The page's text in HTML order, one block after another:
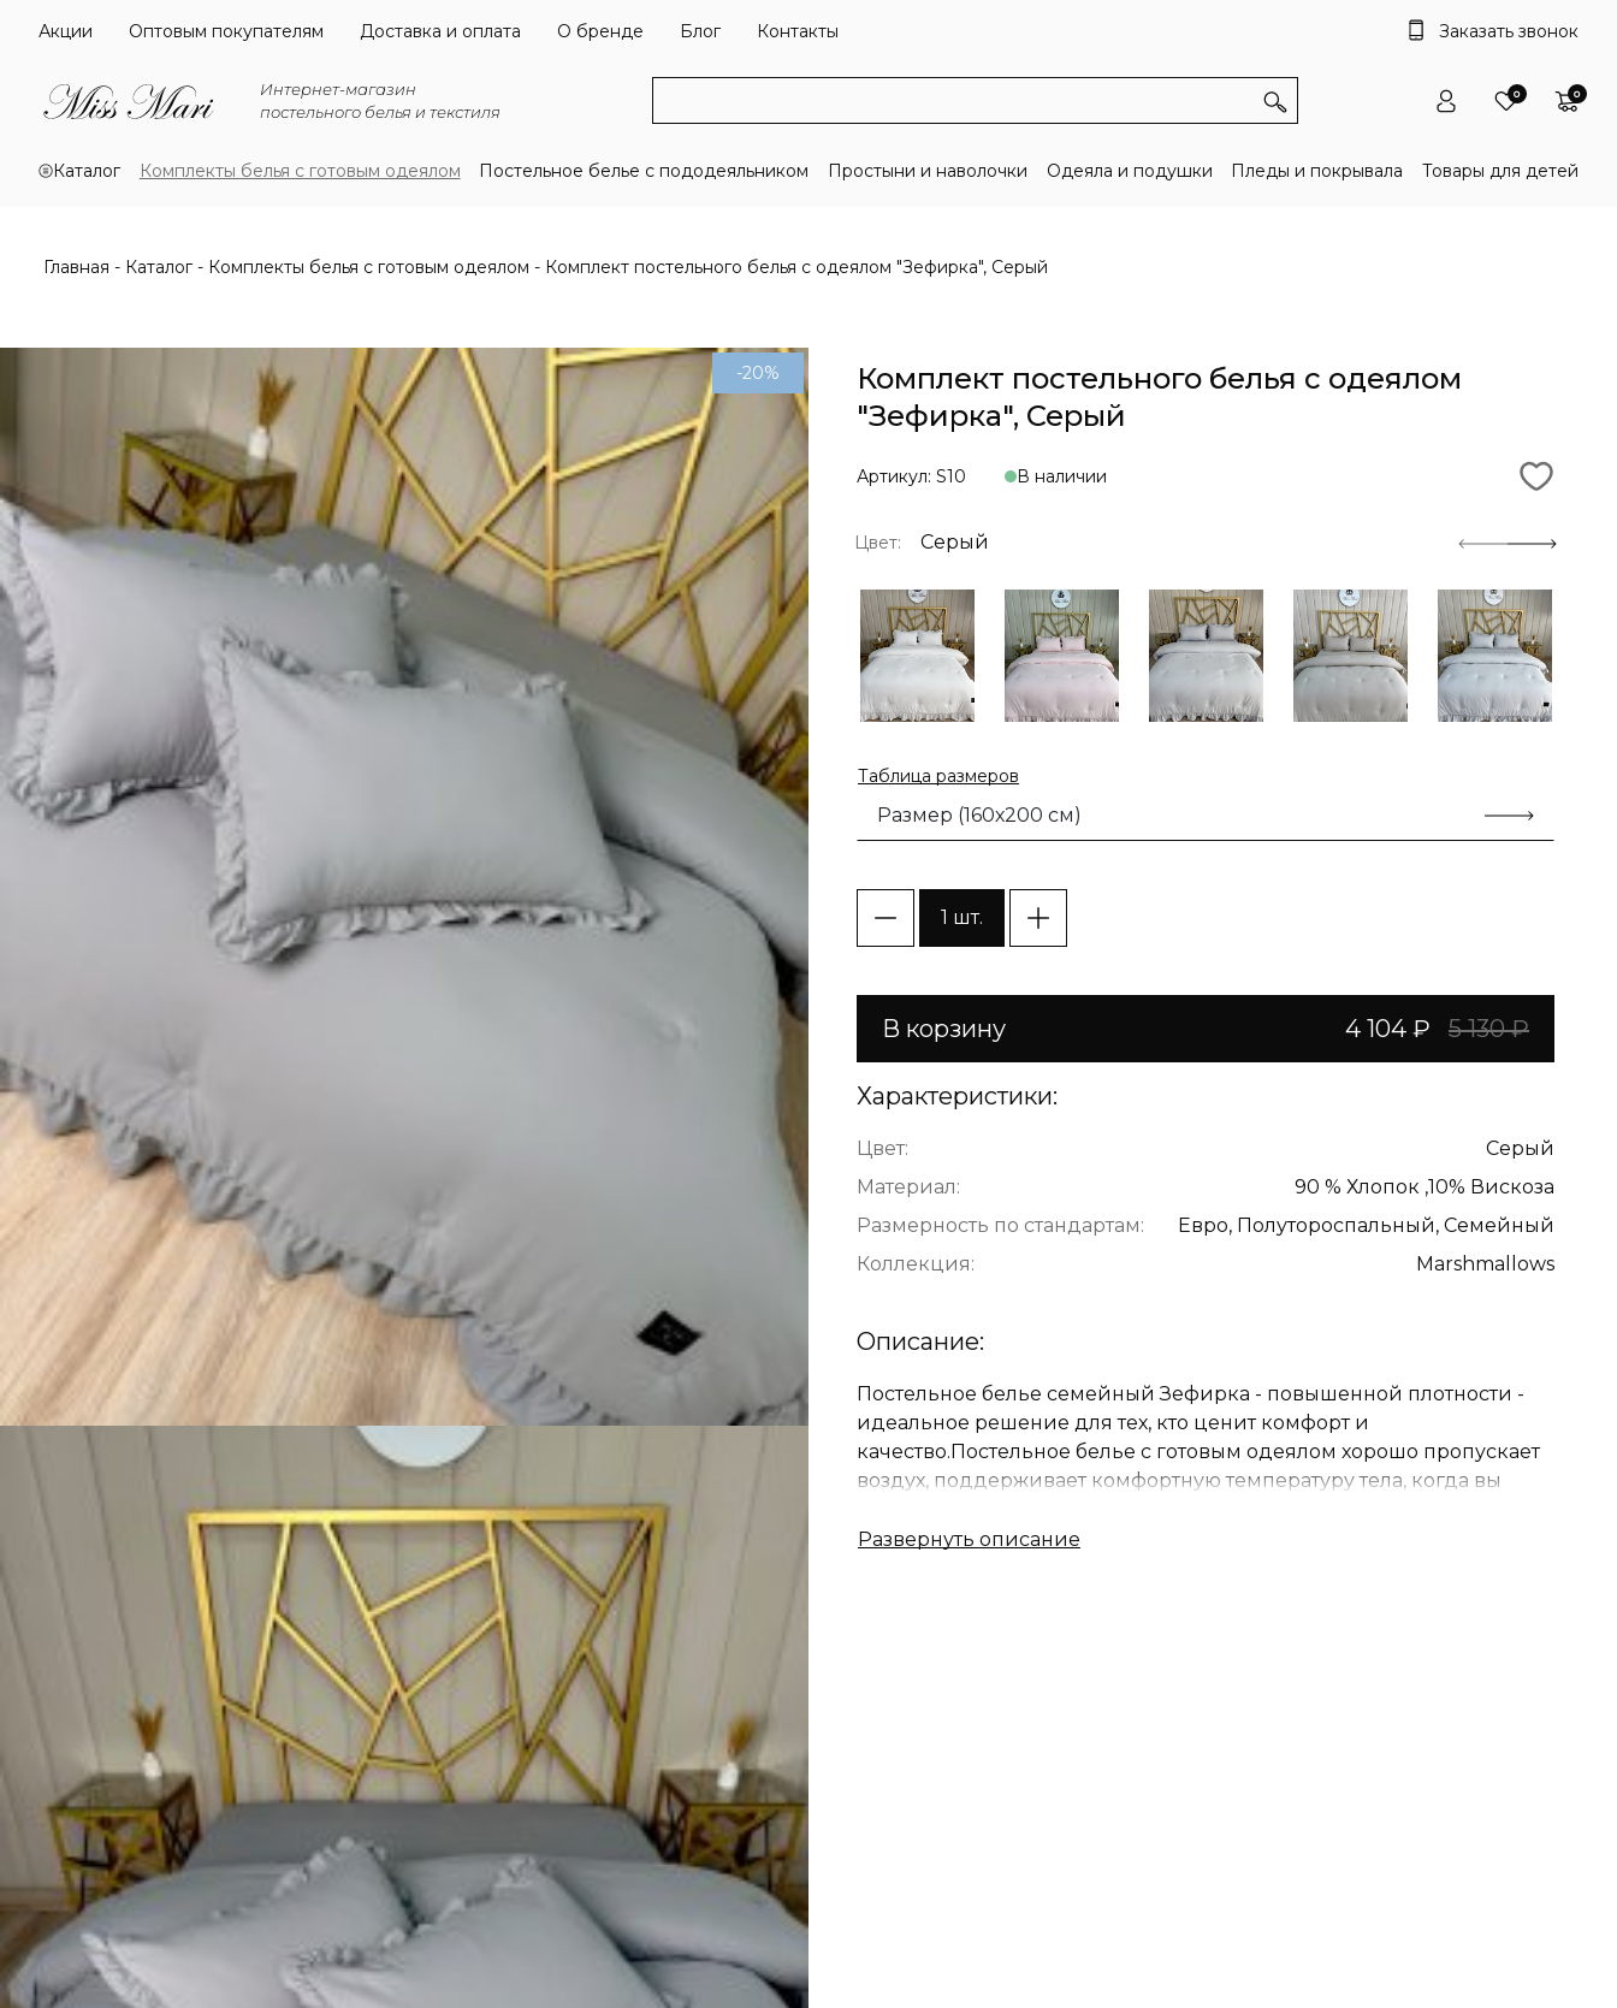
Акции Оптовым покупателям Доставка и оплата О бренде Блог Контакты Заказать звонок
Интернет-магазин
постельного белья и текстиля
0 0
Каталог Комплекты белья с готовым одеялом Постельное белье с пододеяльником Простыни и наволочки Одеяла и подушки Пледы и покрывала Товары для детей
Главная Каталог Комплекты белья с готовым одеялом Комплект постельного белья с одеялом "Зефирка", Серый
-20%
Комплект постельного белья с одеялом
"Зефирка", Серый
Артикул: S10 В наличии
Цвет: Серый
Таблица размеров
Размер (160х200 см)
1 шт.
В корзину 4 104 ₽ 5 130 ₽
Характеристики:
Цвет:
Серый
Материал:
90 % Хлопок ,10% Вискоза
Размерность по стандартам:
Евро, Полутороспальный, Семейный
Коллекция:
Marshmallows
Описание:
Постельное белье семейный Зефирка - повышенной плотности -
идеальное решение для тех, кто ценит комфорт и
качество.Постельное белье с готовым одеялом хорошо пропускает
воздух, поддерживает комфортную температуру тела, когда вы
гигроскопичностью и терморегуляцией, невероятно приятный на